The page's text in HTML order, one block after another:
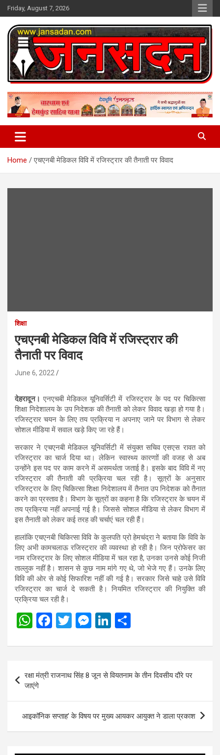
Skip
to
content
Friday, August 7, 2026
Jan Sadan
Home एचएनबी मेडिकल विवि में रजिस्ट्रार की तैनाती पर विवाद
शिक्षा
एचएनबी मेडिकल विवि में रजिस्ट्रार की
तैनाती पर विवाद
June 6, 2022
देहरादून। एनएचबी मेडिकल यूनिवर्सिटी में रजिस्ट्रार के पद पर चिकित्सा
शिक्षा निदेशालय के उप निदेशक की तैनाती को लेकर विवाद खड़ा हो गया है।
रजिस्ट्रार चयन के लिए तय प्रक्रिया न अपनाए जाने पर विभाग से लेकर
सोशल मीडिया में सवाल खड़े किए जा रहे हैं।
सरकार ने एचएनबी मेडिकल यूनिवर्सिटी में संयुक्त सचिव एसएस रावत को
रजिस्ट्रार का चार्ज दिया था। लेकिन स्वास्थ्य कारणाों की वजह से अब
उन्होंने इस पद पर काम करने में असमर्थता जताई है। इसके बाद विवि में नए
रजिस्ट्रार की तैनाती की प्रक्रिया चल रही है। सूत्रों के अनुसार
रजिस्ट्रार के लिए चिकित्सा शिक्षा निदेशालय में तैनात उप निदेशक को तैनात
करने का प्रस्ताव है। विभाग के सूत्रों का कहना है कि रजिस्ट्रार के चयन में
तय प्रक्रिया नहीं अपनाई गई है। जिससे सोशल मीडिया से लेकर विभाग में
इस तैनाती को लेकर कई तरह की चर्चाएं चल रही हैं।
हालांकि एचएनबी चिकित्सा विवि के कुलपति प्रो हेमचंद्रा ने बताया कि विवि के
लिए अभी कामचलाऊ रजिस्ट्रार की व्यवस्था हो रही है। जिन प्रोफेसर का
नाम रजिस्ट्रार के लिए सोशल मीडिया में चल रहा है, उनका उनसे कोई निजी
ताल्लुक नहीं है। शासन से कुछ नाम मांगे गए थे, जो भेजे गए हैं। उनके लिए
विवि की ओर से कोई सिफारिश नहीं की गई है। सरकार जिसे चाहे उसे विवि
रजिस्ट्रार का चार्ज दे सकती है। नियमित रजिस्ट्रार की नियुक्ति की
प्रक्रिया चल रही है।
W
at
s
A
p
p
F
ce
o
o
k
T
tt
er
M
se
g
er
Li
ke
dI
n
ar
e
navigation
रक्षा मंत्री राजनाथ सिंह 8 जून से वियतनाम के तीन दिवसीय दौरे पर
जाएंगे
आइकॉनिक सप्ताह’ के विषय पर मुख्य आयकर आयुक्त ने डाला प्रकाश